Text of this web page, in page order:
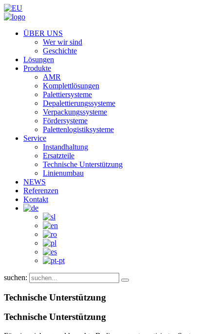
ÜBER UNS
Wer wir sind
Geschichte
Lösungen
Produkte
AMR
Komplettlösungen
Palettiersysteme
Depalettierungssysteme
Verpackungssysteme
Fördersysteme
Palettenlogistiksysteme
Service
Instandhaltung
Ersatzteile
Technische Unterstützung
Linienumbau
NEWS
Referenzen
Kontakt
suchen:
Technische Unterstützung
Technische Unterstützung